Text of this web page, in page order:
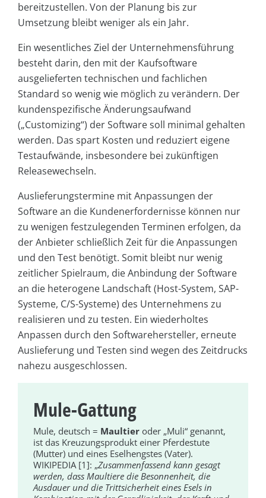
bereitzustellen. Von der Planung bis zur
Umsetzung bleibt weniger als ein Jahr.
Ein wesentliches Ziel der Unternehmensführung
besteht darin, den mit der Kaufsoftware
ausgelieferten technischen und fachlichen
Standard so wenig wie möglich zu verändern. Der
kundenspezifische Änderungsaufwand
(„Customizing“) der Software soll minimal gehalten
werden. Das spart Kosten und reduziert eigene
Testaufwände, insbesondere bei zukünftigen
Releasewechseln.
Auslieferungstermine mit Anpassungen der
Software an die Kundenerfordernisse können nur
zu wenigen festzulegenden Terminen erfolgen, da
der Anbieter schließlich Zeit für die Anpassungen
und den Test benötigt. Somit bleibt nur wenig
zeitlicher Spielraum, die Anbindung der Software
an die heterogene Landschaft (Host-System, SAP-
Systeme, C/S-Systeme) des Unternehmens zu
realisieren und zu testen. Ein wiederholtes
Anpassen durch den Softwarehersteller, erneute
Auslieferung und Testen sind wegen des Zeitdrucks
nahezu ausgeschlossen.
Mule-Gattung
Mule, deutsch = Maultier oder „Muli“ genannt,
ist das Kreuzungsprodukt einer Pferdestute
(Mutter) und eines Eselhengstes (Vater).
WIKIPEDIA [1]: „Zusammenfassend kann gesagt
werden, dass Maultiere die Besonnenheit, die
Ausdauer und die Trittsicherheit eines Esels in